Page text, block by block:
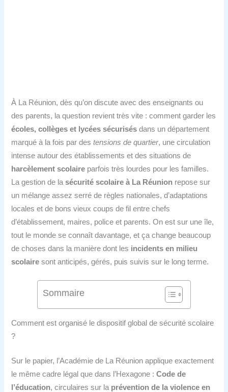
À La Réunion, dès qu’on discute avec des enseignants ou
des parents, la question revient très vite : comment garder les
écoles, collèges et lycées sécurisés dans un département
marqué à la fois par destensions de quartier, une circulation
intense autour des établissements et des situations de
harcèlement scolaire parfois très lourdes pour les familles.
La gestion de lasécurité scolaire à La Réunion repose sur
un mélange assez serré de règles nationales, d’adaptations
locales et de bons vieux coups de fil entre chefs
d’établissement, maires, police et parents. On est sur une île,
tout le monde se connaît davantage, et ça change beaucoup
de choses dans la manière dont les incidents en milieu
scolaire sont anticipés, gérés, puis suivis sur le long terme.
Sommaire
Comment est organisé le dispositif global de sécurité scolaire
?
Sur le papier, l’Académie de La Réunion applique exactement
le même cadre légal que dans l’Hexagone :Code de
l’éducation, circulaires sur la prévention de la violence en